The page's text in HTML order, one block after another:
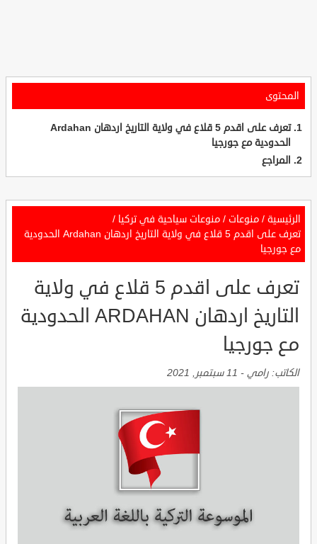
المحتوى
تعرف على اقدم 5 قلاع في ولاية التاريخ اردهان Ardahan
الحدودية مع جورجيا
المراجع
الرئيسية / منوعات / منوعات سياحية في تركيا /
تعرف على اقدم 5 قلاع في ولاية التاريخ اردهان Ardahan الحدودية
مع جورجيا
تعرف على اقدم 5 قلاع في ولاية
التاريخ اردهان ARDAHAN الحدودية
مع جورجيا
الكاتب: رامي - 11 سبتمبر, 2021